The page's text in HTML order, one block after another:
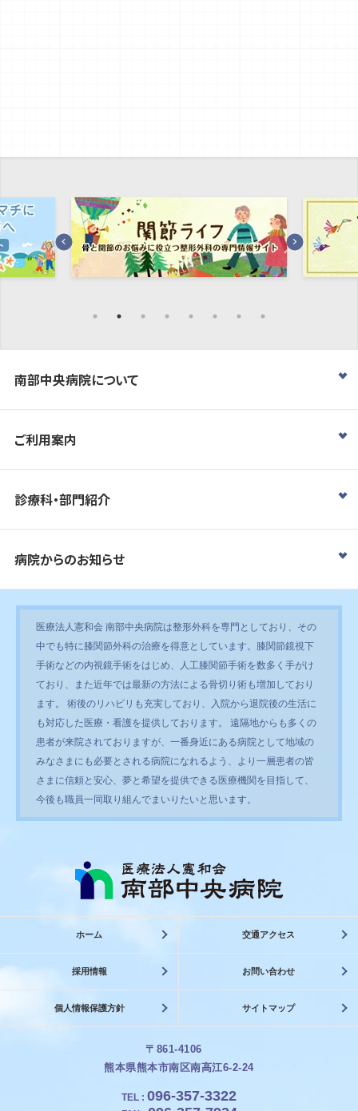
南部中央病院について
ご利用案内
診療科・部門紹介
病院からのお知らせ
医療法人憲和会 南部中央病院は整形外科を専門としており、その
中でも特に膝関節外科の治療を得意としています。膝関節鏡視下
手術などの内視鏡手術をはじめ、人工膝関節手術を数多く手がけ
ており、また近年では最新の方法による骨切り術も増加しており
ます。 術後のリハビリも充実しており、入院から退院後の生活に
も対応した医療・看護を提供しております。 遠隔地からも多くの
患者が来院されておりますが、一番身近にある病院として地域の
みなさまにも必要とされる病院になれるよう、より一層患者の皆
さまに信頼と安心、夢と希望を提供できる医療機関を目指して、
今後も職員一同取り組んでまいりたいと思います。
ホーム 交通アクセス
採用情報 お問い合わせ
個人情報保護方針 サイトマップ
〒861-4106
熊本県熊本市南区南高江6-2-24
TEL : 096-357-3322